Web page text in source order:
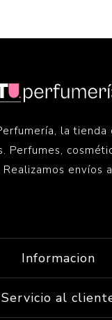
la tienda
Perfumes,
Realizamos envíos
Informacion
Servicio al